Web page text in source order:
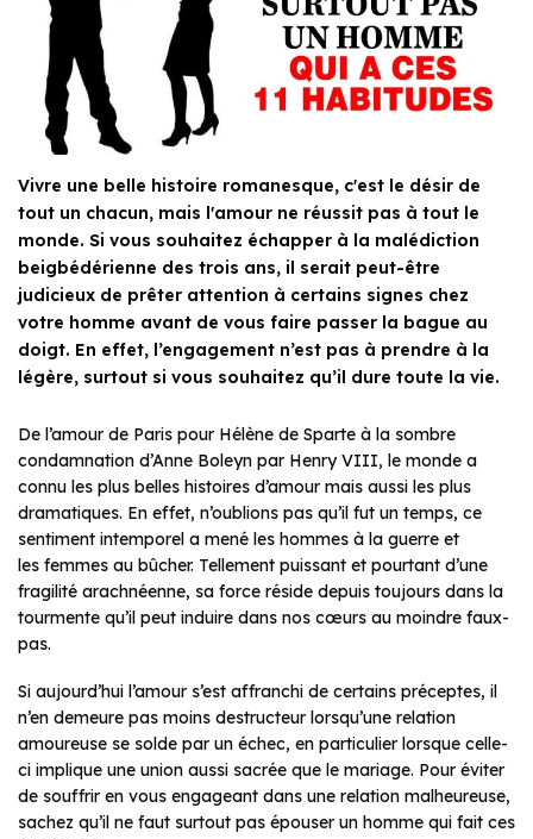
Vivre une belle histoire romanesque, c'est le désir de
tout un chacun, mais l'amour ne réussit pas à tout le
monde. Si vous souhaitez échapper à la malédiction
beigbédérienne des trois ans, il serait peut-être
judicieux de prêter attention à certains signes chez
votre homme avant de vous faire passer la bague au
doigt. En effet, l’engagement n’est pas à prendre à la
légère, surtout si vous souhaitez qu’il dure toute la vie.
De l’amour de Paris pour Hélène de Sparte à la sombre
condamnation d’Anne Boleyn par Henry VIII, le monde a
connu les plus belles histoires d’amour mais aussi les plus
dramatiques. En effet, n’oublions pas qu’il fut un temps, ce
sentiment intemporel a mené les hommes à la guerre et
les femmes au bûcher. Tellement puissant et pourtant d’une
fragilité arachnéenne, sa force réside depuis toujours dans la
tourmente qu’il peut induire dans nos cœurs au moindre faux-
pas.
Si aujourd’hui l’amour s’est affranchi de certains préceptes, il
n’en demeure pas moins destructeur lorsqu’une relation
amoureuse se solde par un échec, en particulier lorsque celle-
ci implique une union aussi sacrée que le mariage. Pour éviter
de souffrir en vous engageant dans une relation malheureuse,
sachez qu’il ne faut surtout pas épouser un homme qui fait ces